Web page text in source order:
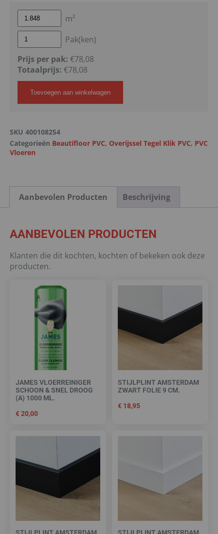
m²
Pak(ken)
Prijs per pak: €78,08
Totaalprijs: €78,08
Toevoegen aan winkelwagen
SKU 400108254
Categorieën Beautifloor PVC, Overijssel Tegel Klik PVC, PVC
Vloeren
Aanbevolen Producten Beschrijving
AANBEVOLEN PRODUCTEN
Klanten die dit kochten, kochten of bekeken ook deze
producten.
JAMES VLOERREINIGER
SCHOON & SNEL DROOG
(A) 1000 ML.
€20,00
STIJLPLINT AMSTERDAM
ZWART FOLIE 9 CM.
€ 18,95